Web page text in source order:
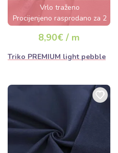
Vrlo traženo
Procijenjeno rasprodano za 2
dana
8,90€ / m
Triko PREMIUM light pebble